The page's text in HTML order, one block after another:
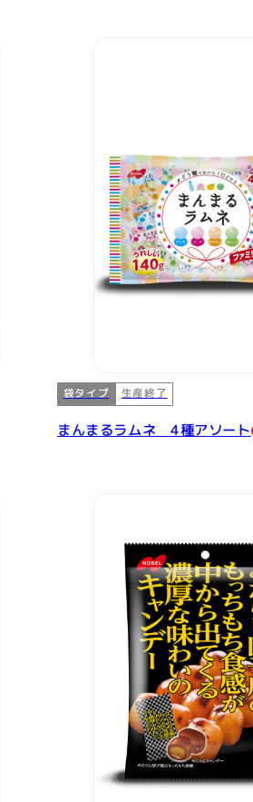
袋タイプ 生産終了
まんまるラムネ 4種アソート